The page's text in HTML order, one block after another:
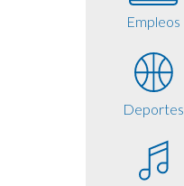
Empleos
Deportes